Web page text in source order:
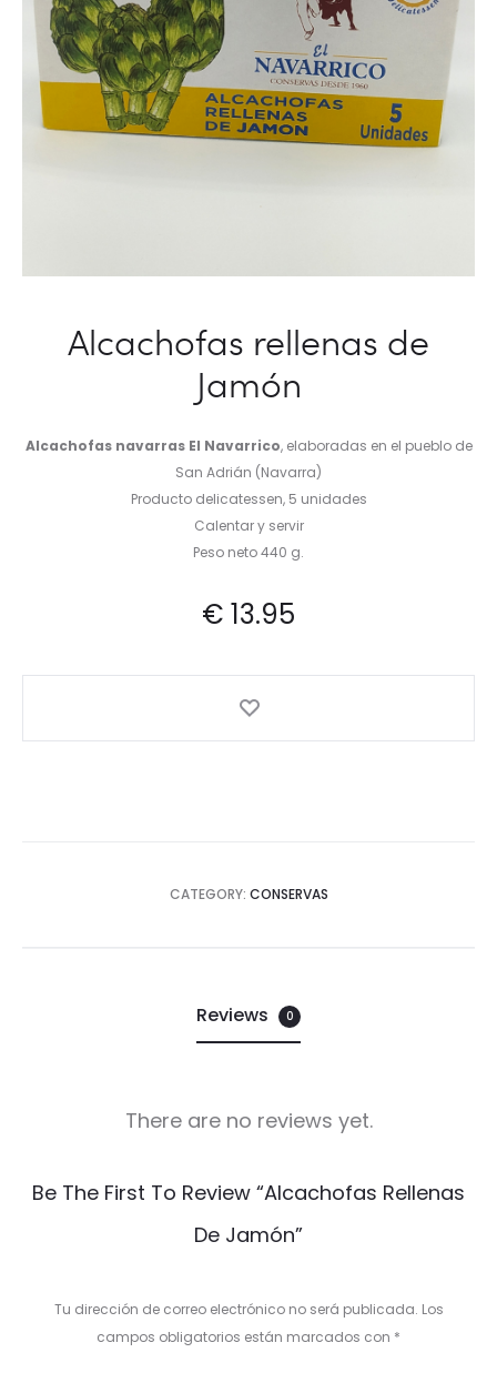
Alcachofas rellenas de
Jamón
Alcachofas navarras El Navarrico, elaboradas en el pueblo de
San Adrián (Navarra)
Producto delicatessen, 5 unidades
Calentar y servir
Peso neto 440 g.
€ 13.95
CATEGORY: CONSERVAS
Reviews 0
R
e
There are no reviews yet.
Be The First To Review “Alcachofas Rellenas
De Jamón”
Tu dirección de correo electrónico no será publicada. Los
campos obligatorios están marcados con *